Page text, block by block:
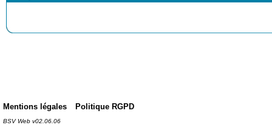
Mentions légales Politique RGPD
BSV Web v02.06.06